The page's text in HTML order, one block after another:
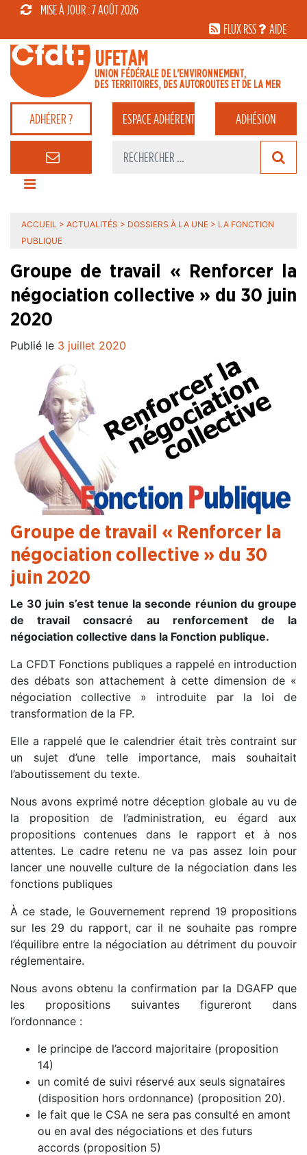
MISE À JOUR : 7 AOÛT 2026
FLUX RSS
AIDE
ADHÉRER ? ESPACEADHÉRENT ADHÉSION
ACCUEIL > ACTUALITÉS > DOSSIERS À LA UNE > LA FONCTION
PUBLIQUE
Groupe de travail « Renforcer la
négociation collective » du 30 juin
2020
Publié le 3 juillet 2020
Groupe de travail « Renforcer la
négociation collective » du 30
juin 2020
Le 30 juin s’est tenue la seconde réunion du groupe
de travail consacré au renforcement de la
négociation collective dans la Fonction publique.
La CFDT Fonctions publiques a rappelé en introduction
des débats son attachement à cette dimension de «
négociation collective » introduite par la loi de
transformation de la FP.
Elle a rappelé que le calendrier était très contraint sur
un sujet d’une telle importance, mais souhaitait
l’aboutissement du texte.
Nous avons exprimé notre déception globale au vu de
la proposition de l’administration, eu égard aux
propositions contenues dans le rapport et à nos
attentes. Le cadre retenu ne va pas assez loin pour
lancer une nouvelle culture de la négociation dans les
fonctions publiques
À ce stade, le Gouvernement reprend 19 propositions
sur les 29 du rapport, car il ne souhaite pas rompre
l’équilibre entre la négociation au détriment du pouvoir
réglementaire.
Nous avons obtenu la confirmation par la DGAFP que
les propositions suivantes figureront dans
l’ordonnance :
le principe de l’accord majoritaire (proposition
14)
un comité de suivi réservé aux seuls signataires
(disposition hors ordonnance) (proposition 20).
le fait que le CSA ne sera pas consulté en amont
ou en aval des négociations et des futurs
accords (proposition 5)